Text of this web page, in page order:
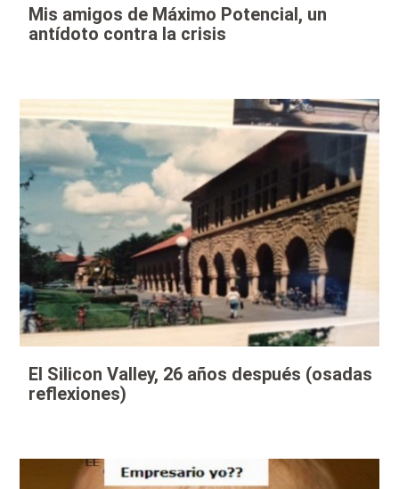
Mis amigos de Máximo Potencial, un
antídoto contra la crisis
El Silicon Valley, 26 años después (osadas
reflexiones)